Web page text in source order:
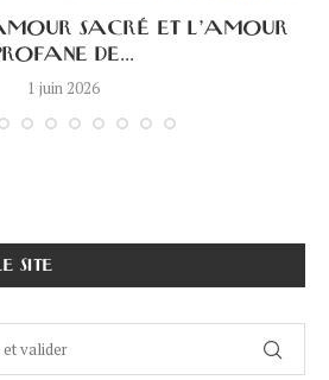
SACRÉ ET L’AMOUR
DE...
1 juin 2026
SITE